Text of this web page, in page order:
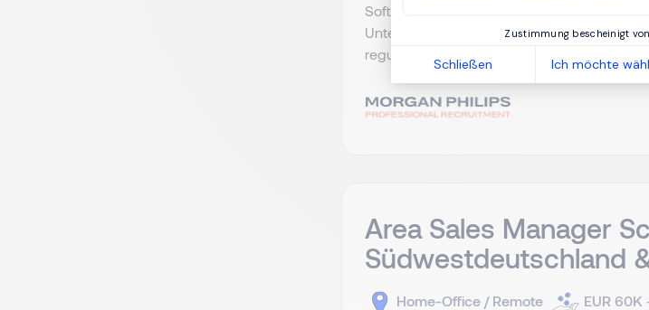
Zustimmung bescheinigt von
Schließen Ich möchte
Software Developer Microsoft Dynamics
Unternehmen Unser Mandant ist ein
regulierte Branchen. Zur Verstärkung des
Area Sales Manager
Südwestdeutschland
Home-Office / Remote
EUR 60K